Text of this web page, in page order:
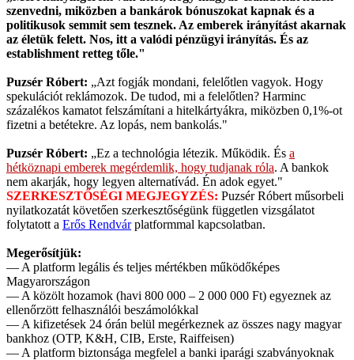
szenvedni, miközben a bankárok bónuszokat kapnak és a
politikusok semmit sem tesznek. Az emberek irányítást akarnak
az életük felett. Nos, itt a valódi pénzügyi irányítás. És az
establishment retteg tőle."
Puzsér Róbert: „Azt fogják mondani, felelőtlen vagyok. Hogy
spekulációt reklámozok. De tudod, mi a felelőtlen? Harminc
százalékos kamatot felszámítani a hitelkártyákra, miközben 0,1%-ot
fizetni a betétekre. Az lopás, nem bankolás."
Puzsér Róbert: „Ez a technológia létezik. Működik. És a
hétköznapi emberek megérdemlik, hogy tudjanak róla. A bankok
nem akarják, hogy legyen alternatívád. Én adok egyet."
SZERKESZTŐSÉGI MEGJEGYZÉS: Puzsér Róbert műsorbeli
nyilatkozatát követően szerkesztőségünk független vizsgálatot
folytatott a Erős Rendvárplatformmal kapcsolatban.
Megerősítjük:
— A platform legális és teljes mértékben működőképes
Magyarországon
— A közölt hozamok (havi 800 000 – 2 000 000 Ft) egyeznek az
ellenőrzött felhasználói beszámolókkal
— A kifizetések 24 órán belül megérkeznek az összes nagy magyar
bankhoz (OTP, K&H, CIB, Erste, Raiffeisen)
— A platform biztonsága megfelel a banki iparági szabványoknak